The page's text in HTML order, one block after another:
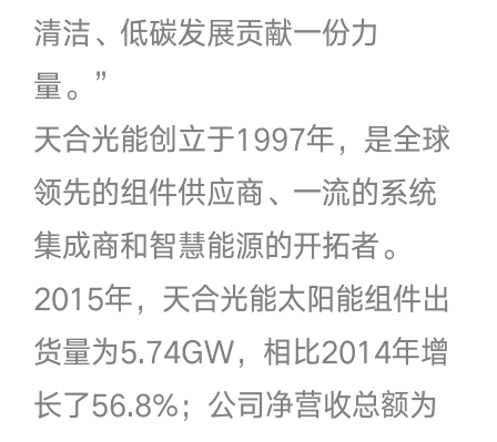
清洁、低碳发展贡献一份力
量。”
天合光能创立于1997年，是全球
领先的组件供应商、一流的系统
集成商和智慧能源的开拓者。
2015年，天合光能太阳能组件出
货量为5.74GW，相比2014年增
长了56.8%；公司净营收总额为